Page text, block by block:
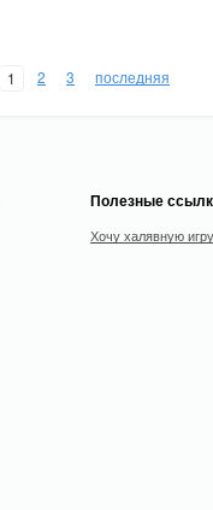
1 2 3 последняя
Полезные
Хочу халявную игру